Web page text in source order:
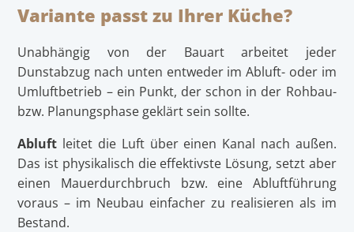
Variante passt zu Ihrer Küche?
Unabhängig von der Bauart arbeitet jeder
Dunstabzug nach unten entweder im Abluft- oder im
Umluftbetrieb – ein Punkt, der schon in der Rohbau-
bzw. Planungsphase geklärt sein sollte.
Abluft leitet die Luft über einen Kanal nach außen.
Das ist physikalisch die effektivste Lösung, setzt aber
einen Mauerdurchbruch bzw. eine Abluftführung
voraus – im Neubau einfacher zu realisieren als im
Bestand.